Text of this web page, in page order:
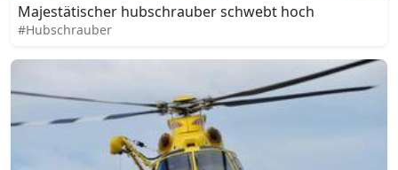
Majestätischer hubschrauber schwebt hoch
#Hubschrauber